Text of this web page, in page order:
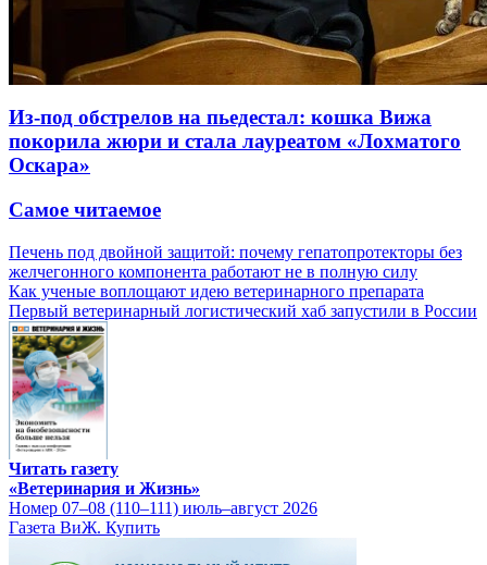
Из-под обстрелов на пьедестал: кошка Вижа
покорила жюри и стала лауреатом «Лохматого
Оскара»
Самое читаемое
Печень под двойной защитой: почему гепатопротекторы без
желчегонного компонента работают не в полную силу
Как ученые воплощают идею ветеринарного препарата
Первый ветеринарный логистический хаб запустили в России
Читать газету
«Ветеринария и Жизнь»
Номер 07–08 (110–111) июль–август 2026
Газета ВиЖ. Купить